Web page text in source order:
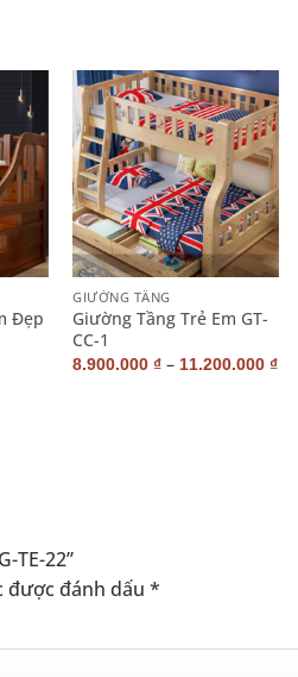
Đẹp
+
GIƯỜNG TẦNG
Giường Tầng Trẻ Em GT-
CC-1
8.900.000 ₫– 11.200.000 ₫
TE-22”
được đánh dấu *